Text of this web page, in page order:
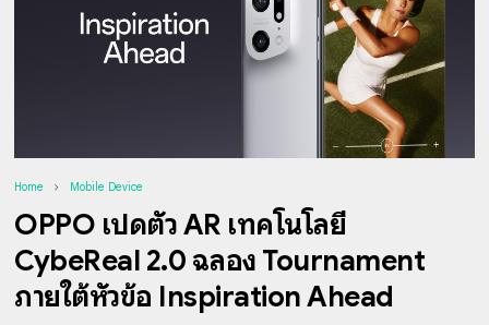
Home Mobile Device
OPPO เปิดตัว AR เทคโนโลยี
CybeReal 2.0 ฉลอง Tournament
ภายใต้หัวข้อ Inspiration Ahead